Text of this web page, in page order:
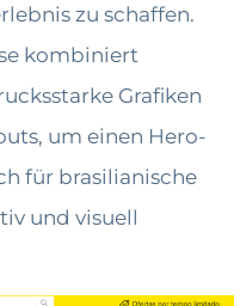
zu schaffen.
kombiniert
Grafiken
um einen Hero-
für brasilianische
und visuell